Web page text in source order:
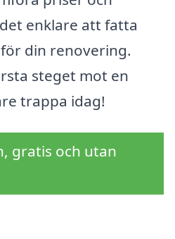
enklare att fatta
din renovering.
steget mot en
trappa idag!
gratis och utan